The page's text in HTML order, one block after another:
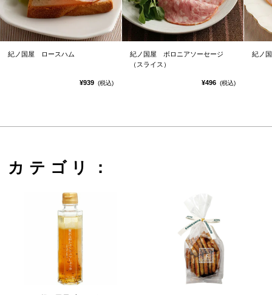
紀ノ国屋 ロースハム
¥939 (税込)
紀ノ国屋 ボロニアソーセージ
（スライス）
¥496 (税込)
紀ノ
カテゴリ：